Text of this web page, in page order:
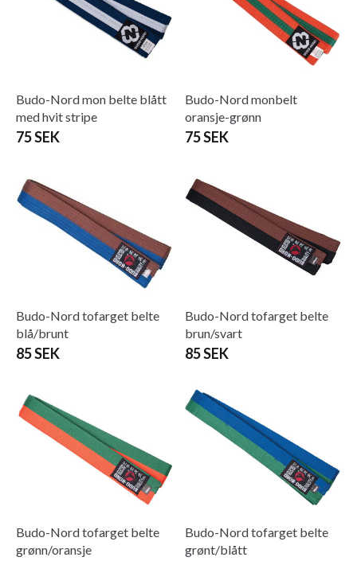
Budo-Nord mon belte blått
med hvit stripe
75 SEK
Budo-Nord monbelt
oransje-grønn
75 SEK
Budo-Nord tofarget belte
blå/brunt
85 SEK
Budo-Nord tofarget belte
brun/svart
85 SEK
Budo-Nord tofarget belte
grønn/oransje
Budo-Nord tofarget belte
grønt/blått